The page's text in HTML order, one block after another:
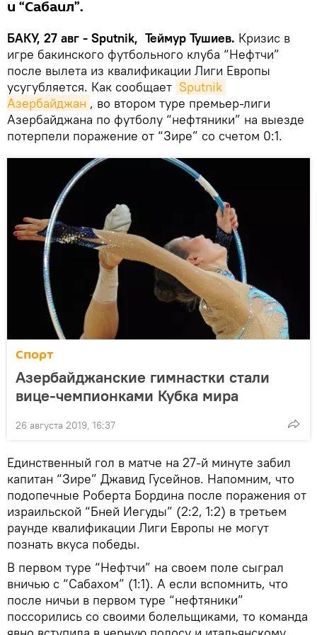
и “Сабаил”.
БАКУ, 27 авг - Sputnik, Теймур Тушиев. Кризис в
игре бакинского футбольного клуба “Нефтчи”
после вылета из квалификации Лиги Европы
усугубляется. Как сообщает Sputnik
Азербайджан , во втором туре премьер-лиги
Азербайджана по футболу “нефтяники” на выезде
потерпели поражение от “Зире” со счетом 0:1.
Спорт
Азербайджанские гимнастки стали
вице-чемпионками Кубка мира
26 августа 2019, 16:37
Единственный гол в матче на 27-й минуте забил
капитан “Зире” Джавид Гусейнов. Напомним, что
подопечные Роберта Бордина после поражения от
израильской “Бней Иегуды” (2:2, 1:2) в третьем
раунде квалификации Лиги Европы не могут
познать вкуса победы.
В первом туре “Нефтчи” на своем поле сыграл
вничью с “Сабахом” (1:1). А если вспомнить, что
после ничьи в первом туре “нефтяники”
поссорились со своими болельщиками, то команда